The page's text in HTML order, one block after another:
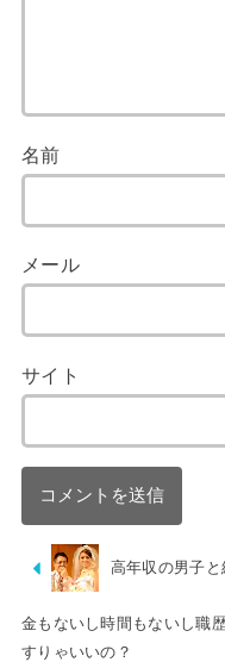
名前
メール
サイト
高年収の男子
金もないし時間もないし職
すりゃいいの？